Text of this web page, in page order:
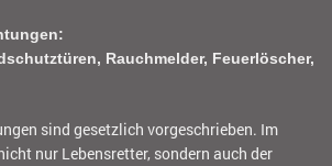
Rauchmelder, Feuerlöscher,
sind gesetzlich vorgeschrieben. Im
nur Lebensretter, sondern auch der